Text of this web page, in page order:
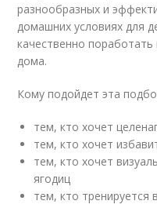
разнообразных и
домашних условиях для
качественно
дома.
Кому подойдет эта
тем, кто хочет
тем, кто хочет
тем, кто хочет
ягодиц
тем, кто тренируется